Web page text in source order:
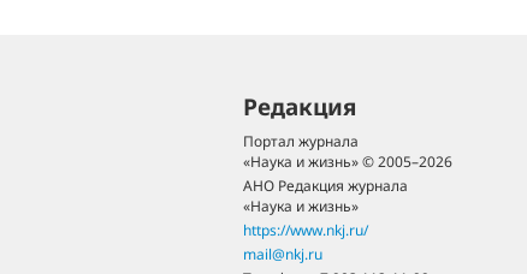
Редакция
Портал журнала
«Наука и жизнь» © 2005–2026
АНО Редакция журнала
«Наука и жизнь»
https://www.nkj.ru/
mail@nkj.ru